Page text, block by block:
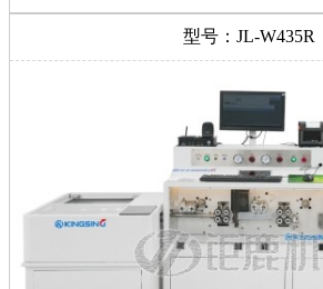
型号：JL-W435R